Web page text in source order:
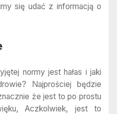
się udać z informacją o
normy jest hałas i jaki
Najprościej będzie
że jest to po prostu
Aczkolwiek, jest to